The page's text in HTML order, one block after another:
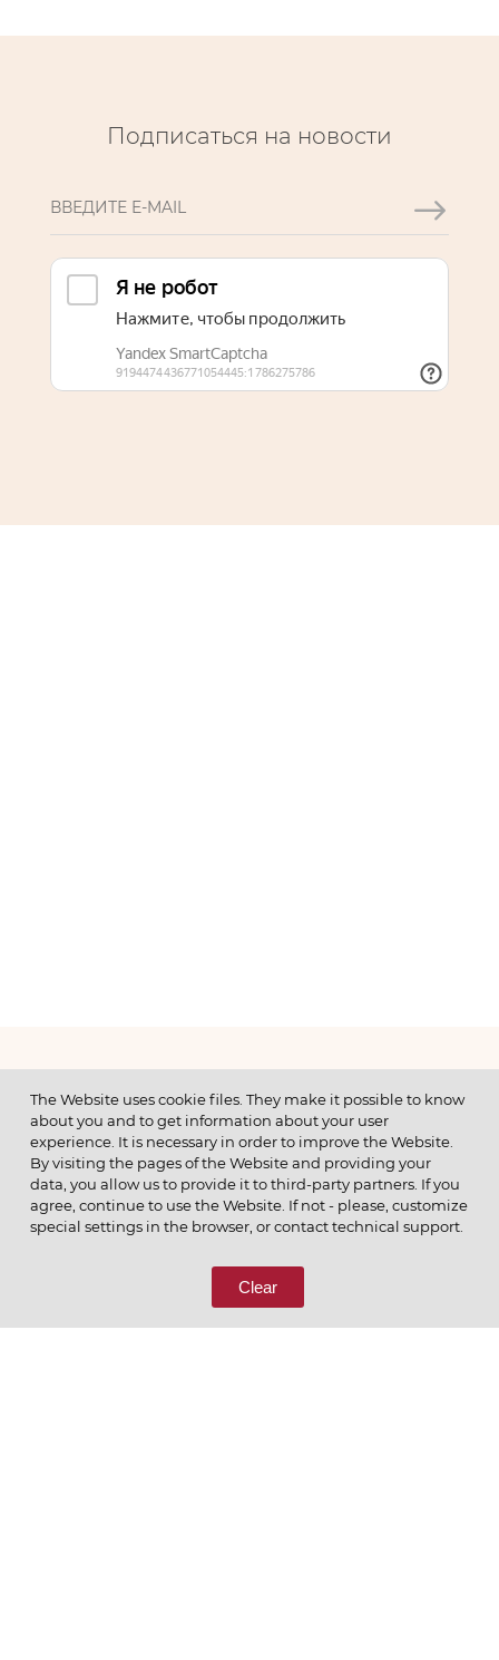
Подписаться на новости
МЕНЮ
© 2026 ОАО
ПОЗВОНИТЕ НАМ
8 (800) 333-65-66
The Website uses cookie files. They make it possible to know
about you and to get information about your user
experience. It is necessary in order to improve the Website.
By visiting the pages of the Website and providing your
data, you allow us to provide it to third-party partners. If you
agree, continue to use the Website. If not - please, customize
special settings in the browser, or contact technical support.
Clear